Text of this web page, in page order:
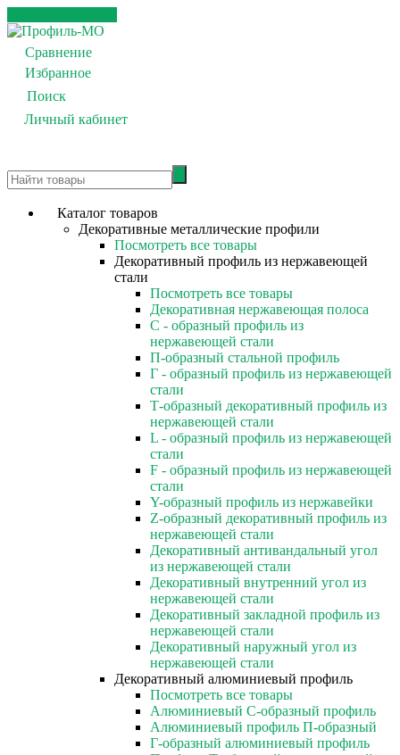
Сравнение
Избранное
Поиск
Личный кабинет
Каталог товаров
Декоративные металлические профили
Посмотреть все товары
Декоративный профиль из нержавеющей
стали
Посмотреть все товары
Декоративная нержавеющая полоса
С - образный профиль из
нержавеющей стали
П-образный стальной профиль
Г - образный профиль из нержавеющей
стали
Т-образный декоративный профиль из
нержавеющей стали
L - образный профиль из нержавеющей
стали
F - образный профиль из нержавеющей
стали
Y-образный профиль из нержавейки
Z-образный декоративный профиль из
нержавеющей стали
Декоративный антивандальный угол
из нержавеющей стали
Декоративный внутренний угол из
нержавеющей стали
Декоративный закладной профиль из
нержавеющей стали
Декоративный наружный угол из
нержавеющей стали
Декоративный алюминиевый профиль
Посмотреть все товары
Алюминиевый С-образный профиль
Алюминиевый профиль П-образный
Г-образный алюминиевый профиль